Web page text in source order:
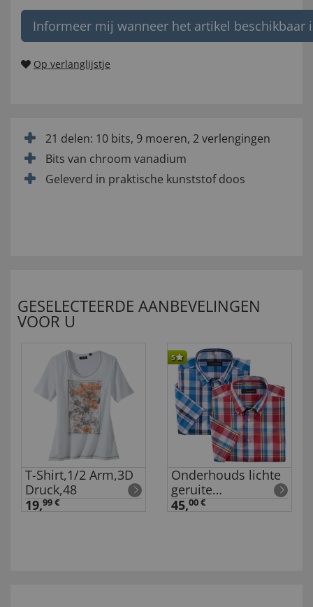
Informeer mij wanneer het artikel beschikbaar
Op verlanglijstje
21 delen: 10 bits, 9 moeren, 2 verlengingen
Bits van chroom vanadium
Geleverd in praktische kunststof doos
GESELECTEERDE AANBEVELINGEN
VOOR U
T-Shirt,1/2 Arm,3D
Druck,48
19,99 €
5
Onderhouds lichte
geruite
overhemden in set
45,00 €